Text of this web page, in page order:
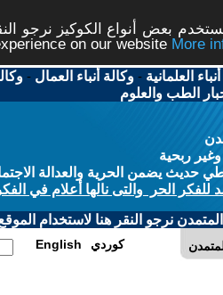
بعض أنواع الكوكيز نرجو
on our website
العلمانية -وكالة أنباء العمال -
الطب والعلوم
ربحية
يضمن الحرية والعدالة
الحر والتى نالها أعلام في
نرجو النقر هنا لاستخدام
English كوردي